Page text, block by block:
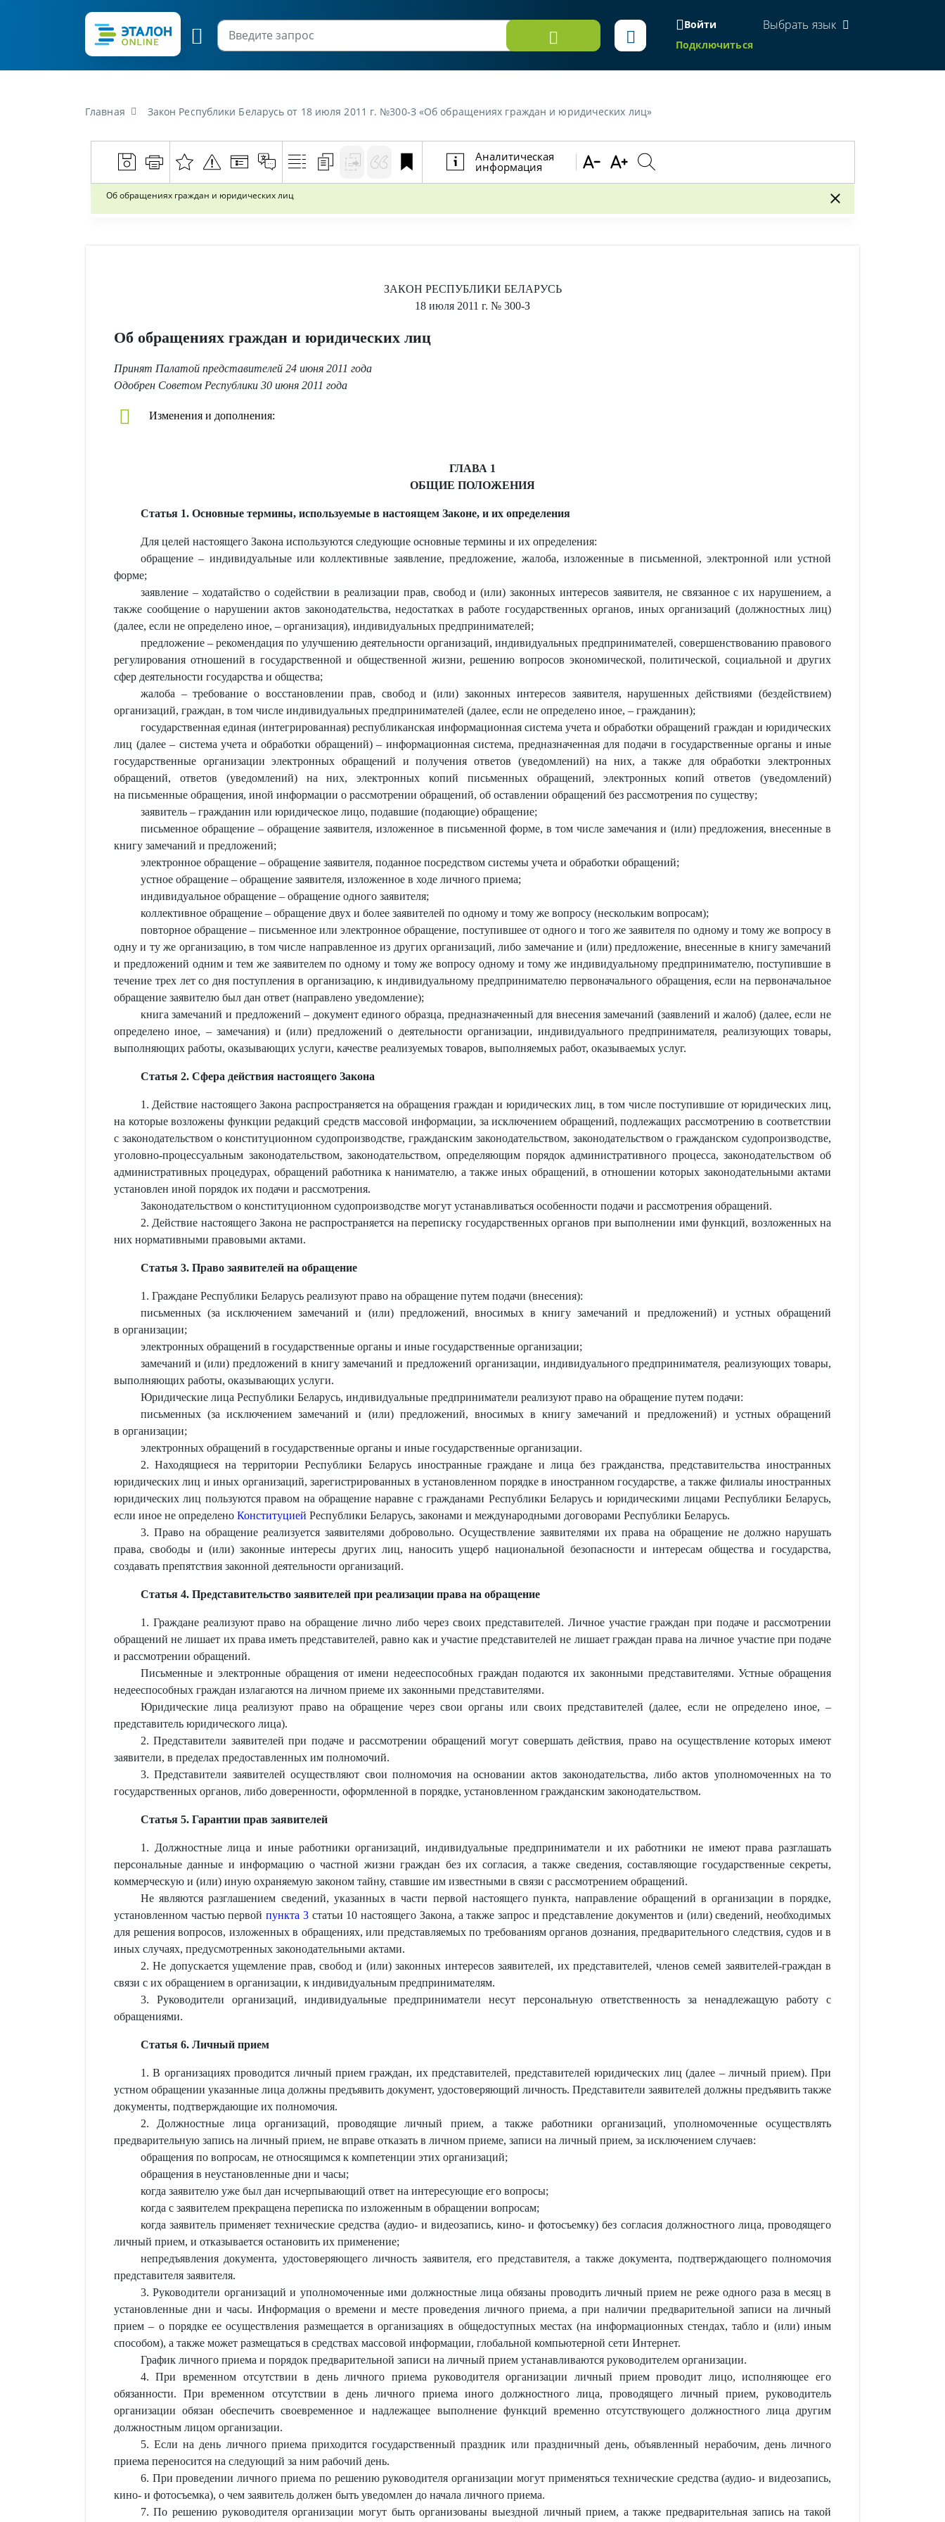
Войти
Подключиться
Выбрать язык
Главная Закон Республики Беларусь от 18 июля 2011 г. №300-З «Об обращениях граждан и юридических лиц»
Аналитическая
информация
Об обращениях граждан и юридических лиц
ЗАКОН РЕСПУБЛИКИ БЕЛАРУСЬ
18 июля 2011 г. № 300-З
Об обращениях граждан и юридических лиц
Принят Палатой представителей 24 июня 2011 года
Одобрен Советом Республики 30 июня 2011 года
Изменения и дополнения:
ГЛАВА 1
ОБЩИЕ ПОЛОЖЕНИЯ
Статья 1. Основные термины, используемые в настоящем Законе, и их определения
Для целей настоящего Закона используются следующие основные термины и их определения:
обращение – индивидуальные или коллективные заявление, предложение, жалоба, изложенные в письменной, электронной или устной
форме;
заявление – ходатайство о содействии в реализации прав, свобод и (или) законных интересов заявителя, не связанное с их нарушением, а
также сообщение о нарушении актов законодательства, недостатках в работе государственных органов, иных организаций (должностных лиц)
(далее, если не определено иное, – организация), индивидуальных предпринимателей;
предложение – рекомендация по улучшению деятельности организаций, индивидуальных предпринимателей, совершенствованию правового
регулирования отношений в государственной и общественной жизни, решению вопросов экономической, политической, социальной и других
сфер деятельности государства и общества;
жалоба – требование о восстановлении прав, свобод и (или) законных интересов заявителя, нарушенных действиями (бездействием)
организаций, граждан, в том числе индивидуальных предпринимателей (далее, если не определено иное, – гражданин);
государственная единая (интегрированная) республиканская информационная система учета и обработки обращений граждан и юридических
лиц (далее – система учета и обработки обращений) – информационная система, предназначенная для подачи в государственные органы и иные
государственные организации электронных обращений и получения ответов (уведомлений) на них, а также для обработки электронных
обращений, ответов (уведомлений) на них, электронных копий письменных обращений, электронных копий ответов (уведомлений)
на письменные обращения, иной информации о рассмотрении обращений, об оставлении обращений без рассмотрения по существу;
заявитель – гражданин или юридическое лицо, подавшие (подающие) обращение;
письменное обращение – обращение заявителя, изложенное в письменной форме, в том числе замечания и (или) предложения, внесенные в
книгу замечаний и предложений;
электронное обращение – обращение заявителя, поданное посредством системы учета и обработки обращений;
устное обращение – обращение заявителя, изложенное в ходе личного приема;
индивидуальное обращение – обращение одного заявителя;
коллективное обращение – обращение двух и более заявителей по одному и тому же вопросу (нескольким вопросам);
повторное обращение – письменное или электронное обращение, поступившее от одного и того же заявителя по одному и тому же вопросу в
одну и ту же организацию, в том числе направленное из других организаций, либо замечание и (или) предложение, внесенные в книгу замечаний
и предложений одним и тем же заявителем по одному и тому же вопросу одному и тому же индивидуальному предпринимателю, поступившие в
течение трех лет со дня поступления в организацию, к индивидуальному предпринимателю первоначального обращения, если на первоначальное
обращение заявителю был дан ответ (направлено уведомление);
книга замечаний и предложений – документ единого образца, предназначенный для внесения замечаний (заявлений и жалоб) (далее, если не
определено иное, – замечания) и (или) предложений о деятельности организации, индивидуального предпринимателя, реализующих товары,
выполняющих работы, оказывающих услуги, качестве реализуемых товаров, выполняемых работ, оказываемых услуг.
Статья 2. Сфера действия настоящего Закона
1. Действие настоящего Закона распространяется на обращения граждан и юридических лиц, в том числе поступившие от юридических лиц,
на которые возложены функции редакций средств массовой информации, за исключением обращений, подлежащих рассмотрению в соответствии
с законодательством о конституционном судопроизводстве, гражданским законодательством, законодательством о гражданском судопроизводстве,
уголовно-процессуальным законодательством, законодательством, определяющим порядок административного процесса, законодательством об
административных процедурах, обращений работника к нанимателю, а также иных обращений, в отношении которых законодательными актами
установлен иной порядок их подачи и рассмотрения.
Законодательством о конституционном судопроизводстве могут устанавливаться особенности подачи и рассмотрения обращений.
2. Действие настоящего Закона не распространяется на переписку государственных органов при выполнении ими функций, возложенных на
них нормативными правовыми актами.
Статья 3. Право заявителей на обращение
1. Граждане Республики Беларусь реализуют право на обращение путем подачи (внесения):
письменных (за исключением замечаний и (или) предложений, вносимых в книгу замечаний и предложений) и устных обращений
в организации;
электронных обращений в государственные органы и иные государственные организации;
замечаний и (или) предложений в книгу замечаний и предложений организации, индивидуального предпринимателя, реализующих товары,
выполняющих работы, оказывающих услуги.
Юридические лица Республики Беларусь, индивидуальные предприниматели реализуют право на обращение путем подачи:
письменных (за исключением замечаний и (или) предложений, вносимых в книгу замечаний и предложений) и устных обращений
в организации;
электронных обращений в государственные органы и иные государственные организации.
2. Находящиеся на территории Республики Беларусь иностранные граждане и лица без гражданства, представительства иностранных
юридических лиц и иных организаций, зарегистрированных в установленном порядке в иностранном государстве, а также филиалы иностранных
юридических лиц пользуются правом на обращение наравне с гражданами Республики Беларусь и юридическими лицами Республики Беларусь,
если иное не определено Конституцией Республики Беларусь, законами и международными договорами Республики Беларусь.
3. Право на обращение реализуется заявителями добровольно. Осуществление заявителями их права на обращение не должно нарушать
права, свободы и (или) законные интересы других лиц, наносить ущерб национальной безопасности и интересам общества и государства,
создавать препятствия законной деятельности организаций.
Статья 4. Представительство заявителей при реализации права на обращение
1. Граждане реализуют право на обращение лично либо через своих представителей. Личное участие граждан при подаче и рассмотрении
обращений не лишает их права иметь представителей, равно как и участие представителей не лишает граждан права на личное участие при подаче
и рассмотрении обращений.
Письменные и электронные обращения от имени недееспособных граждан подаются их законными представителями. Устные обращения
недееспособных граждан излагаются на личном приеме их законными представителями.
Юридические лица реализуют право на обращение через свои органы или своих представителей (далее, если не определено иное, –
представитель юридического лица).
2. Представители заявителей при подаче и рассмотрении обращений могут совершать действия, право на осуществление которых имеют
заявители, в пределах предоставленных им полномочий.
3. Представители заявителей осуществляют свои полномочия на основании актов законодательства, либо актов уполномоченных на то
государственных органов, либо доверенности, оформленной в порядке, установленном гражданским законодательством.
Статья 5. Гарантии прав заявителей
1. Должностные лица и иные работники организаций, индивидуальные предприниматели и их работники не имеют права разглашать
персональные данные и информацию о частной жизни граждан без их согласия, а также сведения, составляющие государственные секреты,
коммерческую и (или) иную охраняемую законом тайну, ставшие им известными в связи с рассмотрением обращений.
Не являются разглашением сведений, указанных в части первой настоящего пункта, направление обращений в организации в порядке,
установленном частью первойпункта 3статьи 10 настоящего Закона, а также запрос и представление документов и (или) сведений, необходимых
для решения вопросов, изложенных в обращениях, или представляемых по требованиям органов дознания, предварительного следствия, судов и в
иных случаях, предусмотренных законодательными актами.
2. Не допускается ущемление прав, свобод и (или) законных интересов заявителей, их представителей, членов семей заявителей-граждан в
связи с их обращением в организации, к индивидуальным предпринимателям.
3. Руководители организаций, индивидуальные предприниматели несут персональную ответственность за ненадлежащую работу с
обращениями.
Статья 6. Личный прием
1. В организациях проводится личный прием граждан, их представителей, представителей юридических лиц (далее – личный прием). При
устном обращении указанные лица должны предъявить документ, удостоверяющий личность. Представители заявителей должны предъявить также
документы, подтверждающие их полномочия.
2. Должностные лица организаций, проводящие личный прием, а также работники организаций, уполномоченные осуществлять
предварительную запись на личный прием, не вправе отказать в личном приеме, записи на личный прием, за исключением случаев:
обращения по вопросам, не относящимся к компетенции этих организаций;
обращения в неустановленные дни и часы;
когда заявителю уже был дан исчерпывающий ответ на интересующие его вопросы;
когда с заявителем прекращена переписка по изложенным в обращении вопросам;
когда заявитель применяет технические средства (аудио- и видеозапись, кино- и фотосъемку) без согласия должностного лица, проводящего
личный прием, и отказывается остановить их применение;
непредъявления документа, удостоверяющего личность заявителя, его представителя, а также документа, подтверждающего полномочия
представителя заявителя.
3. Руководители организаций и уполномоченные ими должностные лица обязаны проводить личный прием не реже одного раза в месяц в
установленные дни и часы. Информация о времени и месте проведения личного приема, а при наличии предварительной записи на личный
прием – о порядке ее осуществления размещается в организациях в общедоступных местах (на информационных стендах, табло и (или) иным
способом), а также может размещаться в средствах массовой информации, глобальной компьютерной сети Интернет.
График личного приема и порядок предварительной записи на личный прием устанавливаются руководителем организации.
4. При временном отсутствии в день личного приема руководителя организации личный прием проводит лицо, исполняющее его
обязанности. При временном отсутствии в день личного приема иного должностного лица, проводящего личный прием, руководитель
организации обязан обеспечить своевременное и надлежащее выполнение функций временно отсутствующего должностного лица другим
должностным лицом организации.
5. Если на день личного приема приходится государственный праздник или праздничный день, объявленный нерабочим, день личного
приема переносится на следующий за ним рабочий день.
6. При проведении личного приема по решению руководителя организации могут применяться технические средства (аудио- и видеозапись,
кино- и фотосъемка), о чем заявитель должен быть уведомлен до начала личного приема.
7. По решению руководителя организации могут быть организованы выездной личный прием, а также предварительная запись на такой